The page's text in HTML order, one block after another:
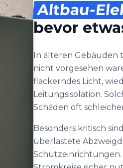
Altbau-
bevor
In älteren Gebäuden
nicht vorgesehen
flackerndes Licht,
Leitungsisolation.
Schäden oft
Besonders kritisch
überlastete